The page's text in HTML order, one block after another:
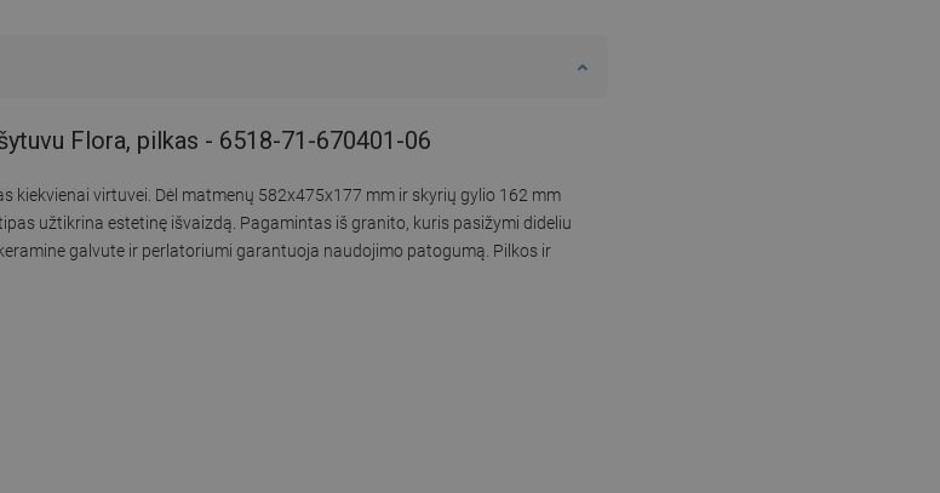
Flora, pilkas - 6518-71-670401-06
kiekvienai virtuvei. Dėl matmenų 582x475x177 mm ir skyrių gylio 162 mm
užtikrina estetinę išvaizdą. Pagamintas iš granito, kuris pasižymi dideliu
galvute ir perlatoriumi garantuoja naudojimo patogumą. Pilkos ir